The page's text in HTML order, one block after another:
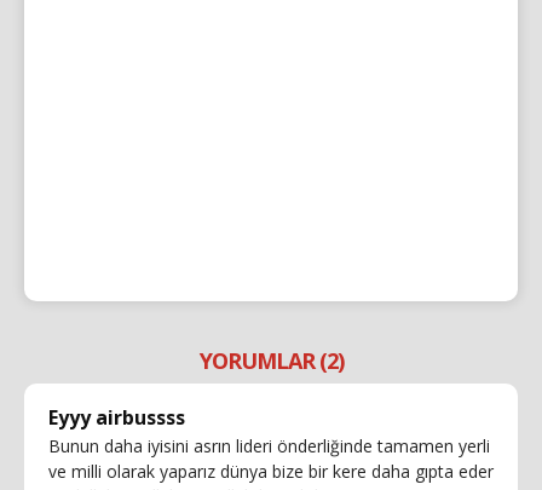
YORUMLAR (2)
Eyyy airbussss
Bunun daha iyisini asrın lideri önderliğinde tamamen yerli
ve milli olarak yaparız dünya bize bir kere daha gıpta eder